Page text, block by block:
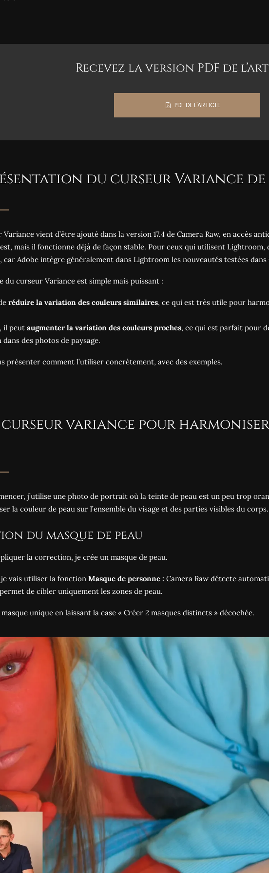
Recevez la version PDF de
PDF DE L'ARTICLE
du curseur Variance de
Variance vient d’être ajouté dans la version 17.4 de Camera Raw, en accès
mais il fonctionne déjà de façon stable. Pour ceux qui utilisent
car Adobe intègre généralement dans Lightroom les nouveautés testées dans
du curseur Variance est simple mais puissant :
réduire la variation des couleurs similaires, ce qui est très utile pour
il peut augmenter la variation des couleurs proches, ce qui est parfait pour
des photos de paysage.
présenter comment l’utiliser concrètement, avec des exemples.
curseur variance pour
j’utilise une photo de portrait où la teinte de peau est un peu trop
la couleur de peau sur l’ensemble du visage et des parties visibles du corps.
du masque de peau
la correction, je crée un masque de peau.
je vais utiliser la fonction Masque de personne : Camera Raw détecte
de cibler uniquement les zones de peau.
unique en laissant la case « Créer 2 masques distincts » décochée.